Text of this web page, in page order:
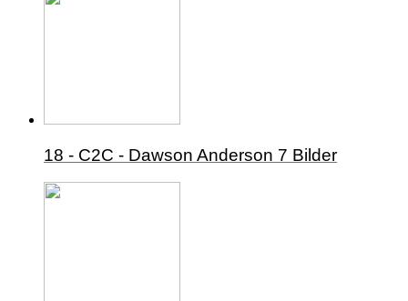
18 - C2C - Dawson Anderson 7 Bilder